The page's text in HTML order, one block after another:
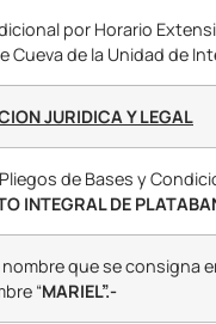
por Horario
Cueva de la Unidad de
JURIDICA Y LEGAL
de Bases y
INTEGRAL DE
nombre que se consigna
“MARIEL”.-